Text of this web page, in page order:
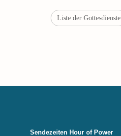
Liste der Gottesdienste
Sendezeiten Hour of Power